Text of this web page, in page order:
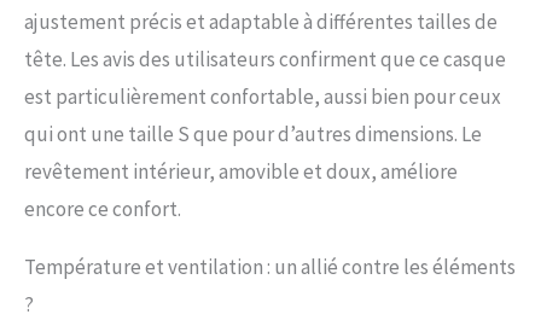
ajustement précis et adaptable à différentes tailles de
tête. Les avis des utilisateurs confirment que ce casque
est particulièrement confortable, aussi bien pour ceux
qui ont une taille S que pour d’autres dimensions. Le
revêtement intérieur, amovible et doux, améliore
encore ce confort.
Température et ventilation : un allié contre les éléments
?